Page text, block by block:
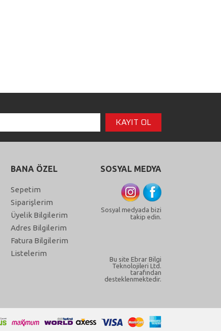
BANA ÖZEL
Sepetim
Siparişlerim
Üyelik Bilgilerim
Adres Bilgilerim
Fatura Bilgilerim
Listelerim
SOSYAL MEDYA
Sosyal medyada bizi
takip edin.
Bu site Ebrar Bilgi
Teknolojileri Ltd.
tarafından
desteklenmektedir.